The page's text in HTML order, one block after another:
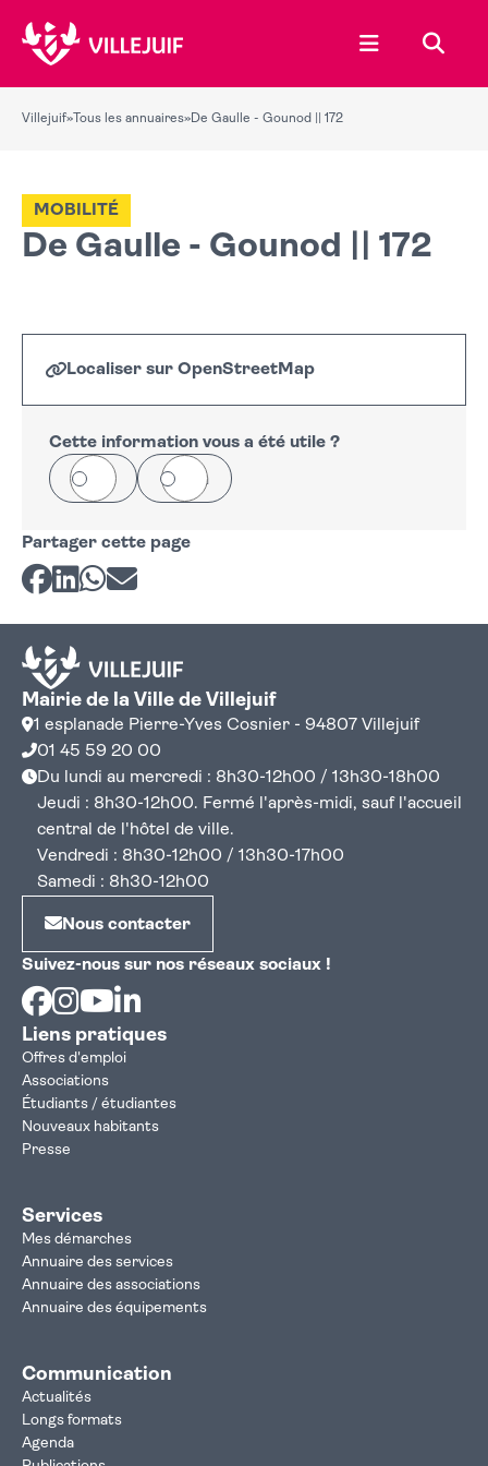
Ouvrir le
Villejuif» Tous les annuaires»De Gaulle - Gounod || 172
De Gaulle - Gounod || 172
MOBILITÉ
Localiser sur OpenStreetMap
+
−
Leaflet
Cette information vous a été utile ?
Oui Non
Partager cette page
Partager sur Facebook
Partager sur LinkedIn
Partager sur Whatsapp
Partager par courriel
Mairie de la Ville de Villejuif
1 esplanade Pierre-Yves Cosnier - 94807 Villejuif
01 45 59 20 00
Du lundi au mercredi : 8h30-12h00 / 13h30-18h00
Jeudi : 8h30-12h00. Fermé l'après-midi, sauf l'accueil
central de l'hôtel de ville.
Vendredi : 8h30-12h00 / 13h30-17h00
Samedi : 8h30-12h00
Nous contacter
Suivez-nous sur nos réseaux sociaux !
Facebook
Instagram
Youtube
Liens pratiques
Offres d'emploi
Associations
Étudiants / étudiantes
Nouveaux habitants
Presse
Services
Mes démarches
Annuaire des services
Annuaire des associations
Annuaire des équipements
Communication
Actualités
Longs formats
Agenda